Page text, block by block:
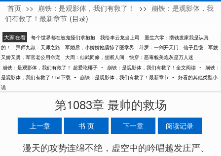
超爱吃椰子
首页 >> 崩铁：是观影体，我们有救了！ >> 崩铁：是观影体，我
们有救了！最新章节 (目录)
大家在看 每个世界都在被鬼怪们求抱抱 我给李云龙当上司
重生六零：攒钱发家我是认真
的！
拜师九叔：天师之路 军婚后，小娇娇她震惊了医学界 斗罗：一剑开天门 仙子且慢
军嫂
又娇又勇，军官老公用命宠
大周：仙武同修，坐断人间
快穿：恶毒貌美炮灰是万人迷
崩铁：是观影体，我们有救了！ 超爱吃椰子 - 崩铁：是观影体，我们有救了！全文阅读 -
崩铁：
是观影体，我们有救了！txt下载 - 崩铁：是观影体，我们有救了！最新章节 - 好看的其他类型小
说
第1083章 最帅的救场
上一章 书 页 下一章 阅读记录
漫天的攻势连绵不绝，虚空中的吟唱越发庄严、